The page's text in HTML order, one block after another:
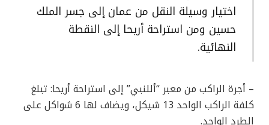
اختيار وسيلة النقل من عمان إلى جسر الملك
حسين ومن استراحة أريحا إلى النقطة
النهائية.
– أجرة الراكب من معبر “أللنبي” إلى استراحة أريحا: تبلغ
كلفة الراكب الواحد 13 شيكل، ويضاف لها 6 شواكل على
الطرد الواحد.